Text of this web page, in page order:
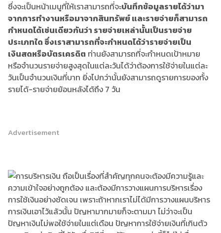
ซึ่งจะเป็นหน้าเมนูที่ให้เราสามารถที่จะบันทึกข้อมูลรายได้ว่ามา
จากการทำงานหรือมาจากสินทรัพย์ และรายจ่ายก็สามารถ
กำหนดได้เช่นเดียวกันว่า รายจ่ายเหล่านั้นเป็นรายจ่าย
ประเภทใด ซึ่งเราสามารถที่จะกำหนดได้ว่ารายจ่ายเป็น
เงินสดหรือบัตรเครดิต ท่านยังสามารถที่จะกำหนดเป้าหมาย
หรือจำนวนรายจ่ายสูงสุดในแต่ละวันได้ว่าต้องการใช้จ่ายในแต่ละ
วันเป็นจำนวนเงินกี่บาท ยิ่งไปกว่านั้นยังสามารถดูรายการของทั้ง
รายได้-รายจ่ายย้อนหลังได้ถึง 7 วัน
Advertisement